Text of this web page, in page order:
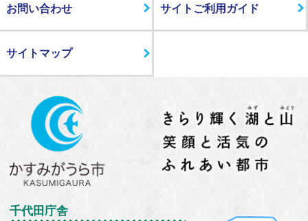
お問い合わせ サイトご利用ガイド
サイトマップ
千代田庁舎